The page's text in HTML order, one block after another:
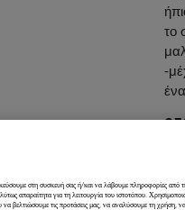
το
-
στη συσκευή σας ή/και να λάβουμε πληροφορίες από
απαραίτητα για τη λειτουργία του ιστοτόπου.
βελτιώσουμε τις προτάσεις μας, να αναλύσουμε τη χρήση,